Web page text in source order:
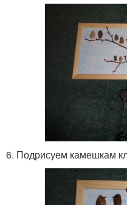
6. Подрисуем камешкам